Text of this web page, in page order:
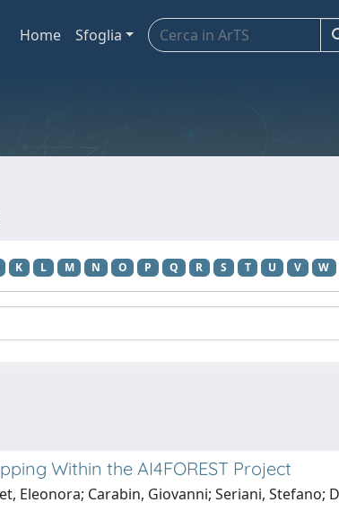
Home Sfoglia
K L M N O P Q R S T U V W
Within the AI4FOREST Project
Eleonora; Carabin, Giovanni; Seriani, Stefano;